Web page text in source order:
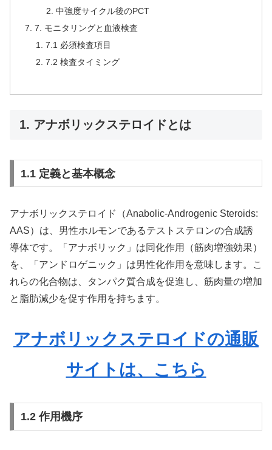
中強度サイクル後のPCT
7. モニタリングと血液検査
7.1 必須検査項目
7.2 検査タイミング
1. アナボリックステロイドとは
1.1 定義と基本概念
アナボリックステロイド（Anabolic-Androgenic Steroids:
AAS）は、男性ホルモンであるテストステロンの合成誘
導体です。「アナボリック」は同化作用（筋肉増強効果）
を、「アンドロゲニック」は男性化作用を意味します。こ
れらの化合物は、タンパク質合成を促進し、筋肉量の増加
と脂肪減少を促す作用を持ちます。
アナボリックステロイドの通販
サイトは、こちら
1.2 作用機序